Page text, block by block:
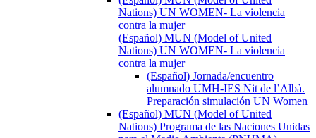
Nations) UN WOMEN- La violencia
contra la mujer
(Español) MUN (Model of United
Nations) UN WOMEN- La violencia
contra la mujer
(Español) Jornada/encuentro
alumnado UMH-IES Nit de l’Albà.
Preparación simulación UN Women
(Español) MUN (Model of United
Nations) Programa de las Naciones Unidas